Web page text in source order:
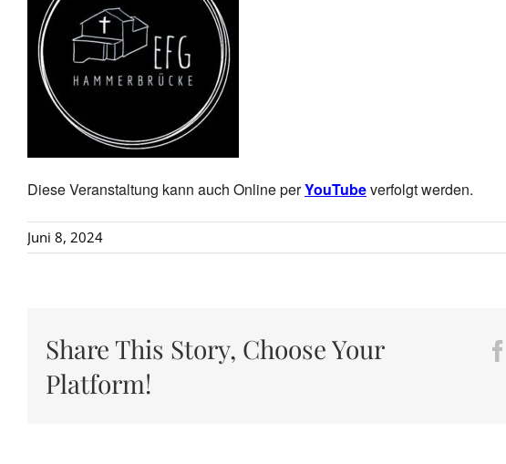
Diese Veranstaltung kann auch Online perYouTubeverfolgt werden.
Juni 8, 2024
Share This Story, Choose Your
Platform!